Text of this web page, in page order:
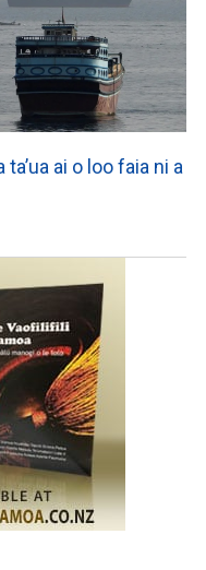
ai o loo faia ni a